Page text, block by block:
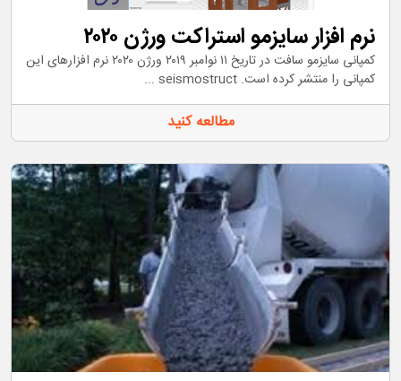
نرم افزار سایزمو استراکت ورژن ۲۰۲۰
کمپانی سایزمو سافت در تاریخ ۱۱ نوامبر ۲۰۱۹ ورژن ۲۰۲۰ نرم افزارهای این
کمپانی را منتشر کرده است. seismostruct ...
مطالعه کنید